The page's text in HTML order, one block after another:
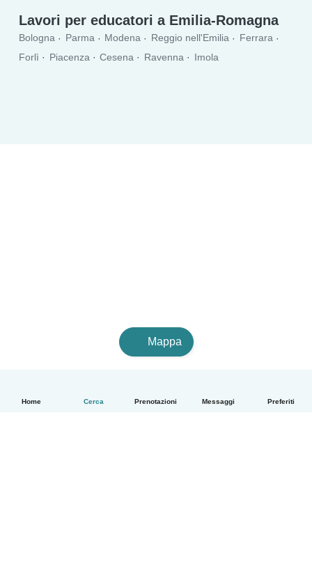
Home Cerca Prenotazioni Messaggi Preferiti
Lavori per educatori a Emilia-Romagna
Bologna Parma Modena Reggio nell'Emilia
Ferrara
Forlì
Piacenza Cesena Ravenna Imola
Mappa